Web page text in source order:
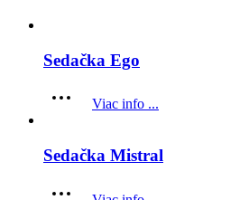
Sedačka Ego
Viac info ...
Sedačka Mistral